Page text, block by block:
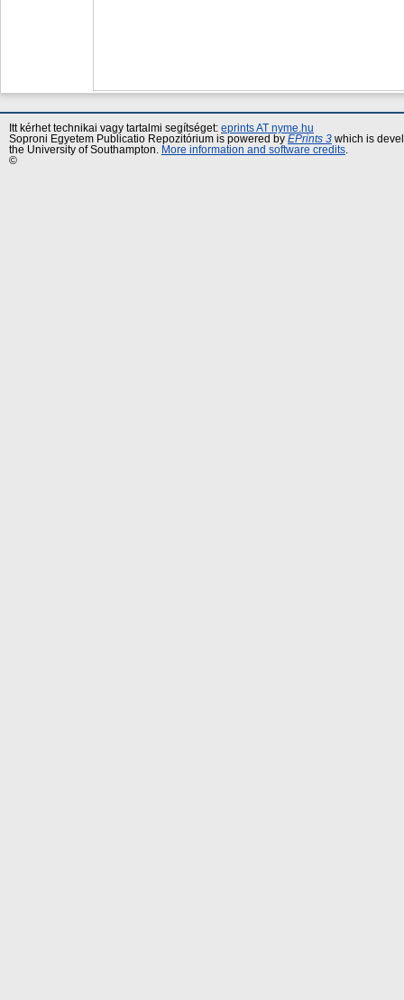
Itt kérhet technikai vagy tartalmi segítséget: eprints AT nyme.hu
Soproni Egyetem Publicatio Repozitórium is powered by EPrints 3 which is
the University of Southampton.
More information and software credits
©